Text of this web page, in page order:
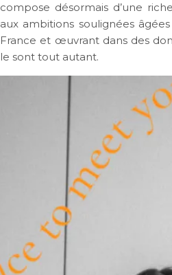
compose désormais d’une
aux ambitions soulignées
France et œuvrant dans des
le sont tout autant.